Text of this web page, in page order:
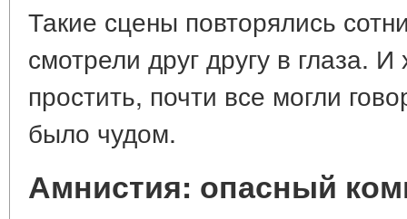
Такие сцены повторялись
смотрели друг другу в глаза.
простить, почти все могли
было чудом.
Амнистия: опасный